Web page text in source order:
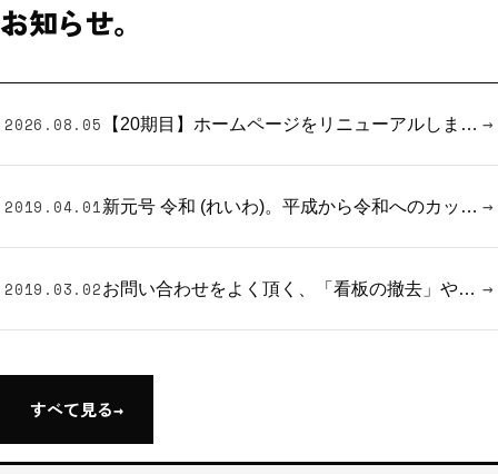
お知らせ。
2026.08.05 【20期目】ホームページをリニューアルしました｜岐阜の看板デザイン・製作・施工 →
2019.04.01 新元号 令和 (れいわ)。平成から令和へのカッティングシートの貼替え、看板の一部の修正など対応いたします。お気軽にご連絡下さい。 →
2019.03.02 お問い合わせをよく頂く、「看板の撤去」や「看板の移設」についてご案内します。(新規看板以外も承っています。) →
すべて見る→